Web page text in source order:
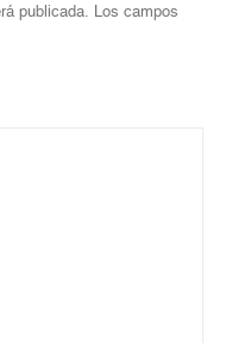
publicada. Los campos